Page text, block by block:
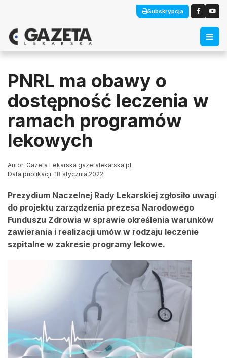
Subskrypcja
PNRL ma obawy o
dostępność leczenia w
ramach programów
lekowych
Autor: Gazeta Lekarska gazetalekarska.pl
Data publikacji: 18 stycznia 2022
Prezydium Naczelnej Rady Lekarskiej zgłosiło uwagi
do projektu zarządzenia prezesa Narodowego
Funduszu Zdrowia w sprawie określenia warunków
zawierania i realizacji umów w rodzaju leczenie
szpitalne w zakresie programy lekowe.